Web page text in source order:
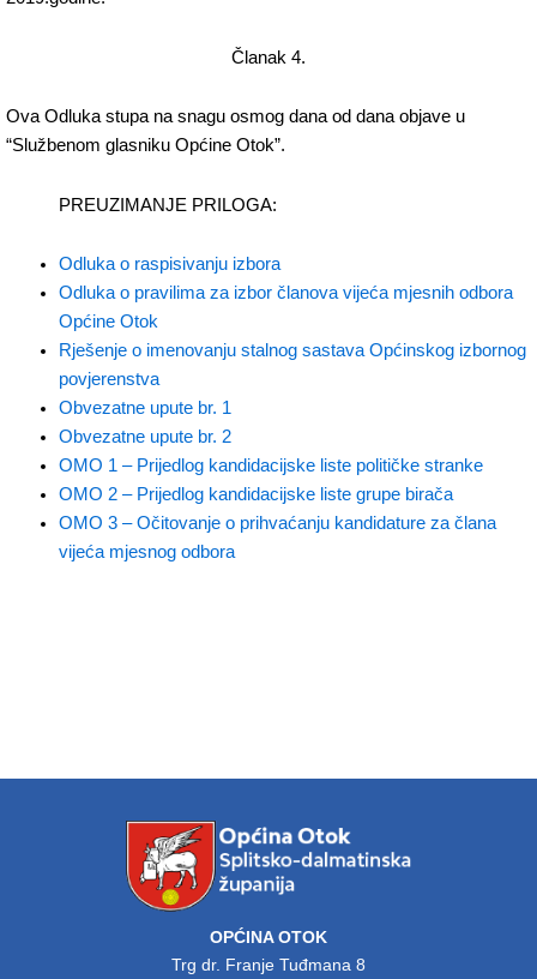
Članak 4.
Ova Odluka stupa na snagu osmog dana od dana objave u
“Službenom glasniku Općine Otok”.
PREUZIMANJE PRILOGA:
Odluka o raspisivanju izbora
Odluka o pravilima za izbor članova vijeća mjesnih odbora
Općine Otok
Rješenje o imenovanju stalnog sastava Općinskog izbornog
povjerenstva
Obvezatne upute br. 1
Obvezatne upute br. 2
OMO 1 – Prijedlog kandidacijske liste političke stranke
OMO 2 – Prijedlog kandidacijske liste grupe birača
OMO 3 – Očitovanje o prihvaćanju kandidature za člana
vijeća mjesnog odbora
OPĆINA OTOK
Trg dr. Franje Tuđmana 8